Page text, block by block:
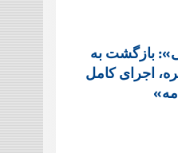
بازگشت به
اجرای کامل